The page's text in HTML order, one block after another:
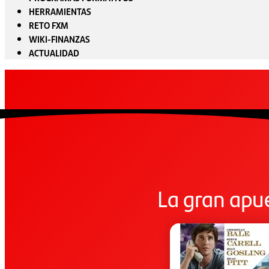
HERRAMIENTAS
RETO FXM
WIKI-FINANZAS
ACTUALIDAD
La gran